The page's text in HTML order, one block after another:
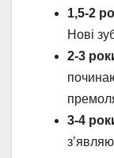
1,5-2
Нові
2-3
3-4